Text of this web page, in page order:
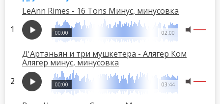
LeAnn Rimes - 16 Tons Минус, минусовка
02:00
00:00
Д'Артаньян и три мушкетера - Алягер Ком
Алягер минус, минусовка
03:44
00:00